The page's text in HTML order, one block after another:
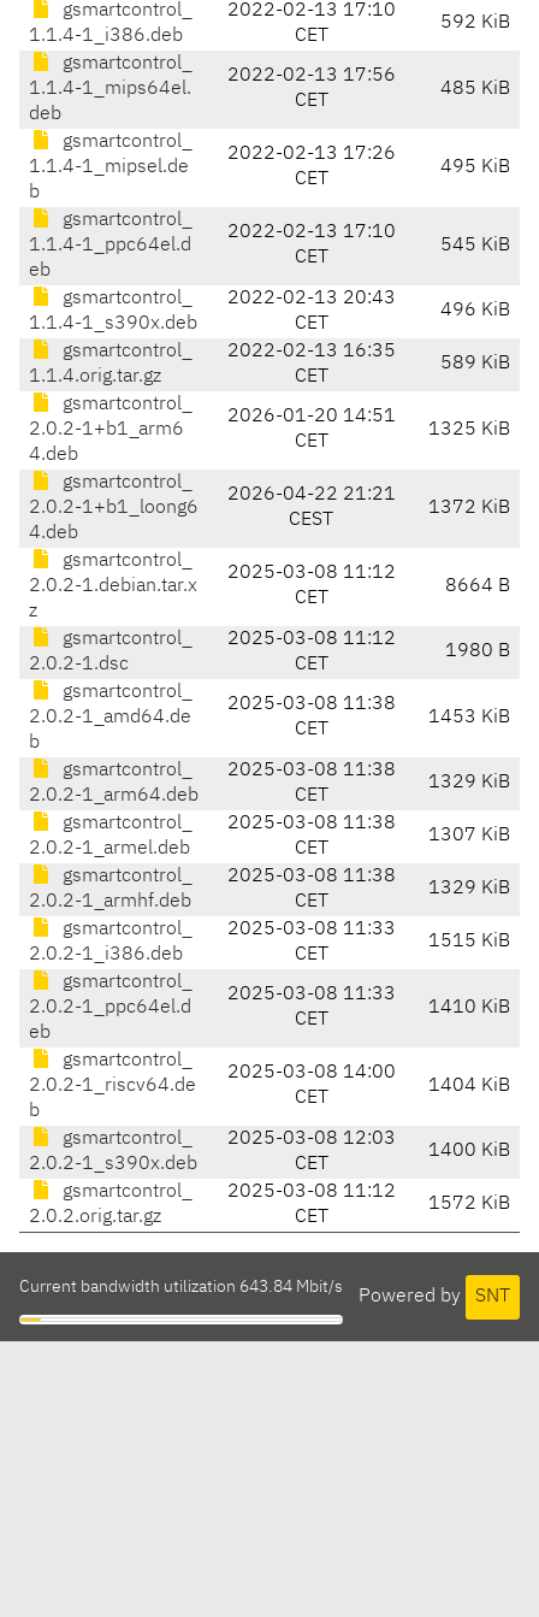
gsmartcontrol_
1.1.4-1_i386.deb
2022-02-13 17:10
CET
592 KiB
gsmartcontrol_
1.1.4-1_mips64el.
deb
2022-02-13 17:56
CET
485 KiB
gsmartcontrol_
1.1.4-1_mipsel.de
b
2022-02-13 17:26
CET
495 KiB
gsmartcontrol_
1.1.4-1_ppc64el.d
eb
2022-02-13 17:10
CET
545 KiB
gsmartcontrol_
1.1.4-1_s390x.deb
2022-02-13 20:43
CET
496 KiB
gsmartcontrol_
1.1.4.orig.tar.gz
2022-02-13 16:35
CET
589 KiB
gsmartcontrol_
2.0.2-1+b1_arm6
4.deb
2026-01-20 14:51
CET
1325 KiB
gsmartcontrol_
2.0.2-1+b1_loong6
4.deb
2026-04-22 21:21
CEST
1372 KiB
gsmartcontrol_
2.0.2-1.debian.tar.x
z
2025-03-08 11:12
CET
8664 B
gsmartcontrol_
2.0.2-1.dsc
2025-03-08 11:12
CET
1980 B
gsmartcontrol_
2.0.2-1_amd64.de
b
2025-03-08 11:38
CET
1453 KiB
gsmartcontrol_
2.0.2-1_arm64.deb
2025-03-08 11:38
CET
1329 KiB
gsmartcontrol_
2.0.2-1_armel.deb
2025-03-08 11:38
CET
1307 KiB
gsmartcontrol_
2.0.2-1_armhf.deb
2025-03-08 11:38
CET
1329 KiB
gsmartcontrol_
2.0.2-1_i386.deb
2025-03-08 11:33
CET
1515 KiB
gsmartcontrol_
2.0.2-1_ppc64el.d
eb
2025-03-08 11:33
CET
1410 KiB
gsmartcontrol_
2.0.2-1_riscv64.de
b
2025-03-08 14:00
CET
1404 KiB
gsmartcontrol_
2.0.2-1_s390x.deb
2025-03-08 12:03
CET
1400 KiB
gsmartcontrol_
2.0.2.orig.tar.gz
2025-03-08 11:12
CET
1572 KiB
Powered by SNT
Current bandwidth utilization 643.84 Mbit/s